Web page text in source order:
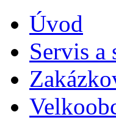
Úvod
Servis a